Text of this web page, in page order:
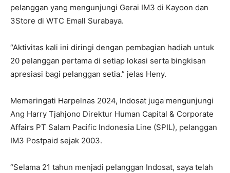
pelanggan yang mengunjungi Gerai IM3 di Kayoon dan
3Store di WTC Emall Surabaya.
“Aktivitas kali ini diringi dengan pembagian hadiah untuk
20 pelanggan pertama di setiap lokasi serta bingkisan
apresiasi bagi pelanggan setia.” jelas Heny.
Memeringati Harpelnas 2024, Indosat juga mengunjungi
Ang Harry Tjahjono Direktur Human Capital & Corporate
Affairs PT Salam Pacific Indonesia Line (SPIL), pelanggan
IM3 Postpaid sejak 2003.
“Selama 21 tahun menjadi pelanggan Indosat, saya telah